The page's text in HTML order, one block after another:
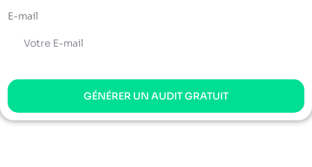
E-mail
GÉNÉRER UN AUDIT GRATUIT